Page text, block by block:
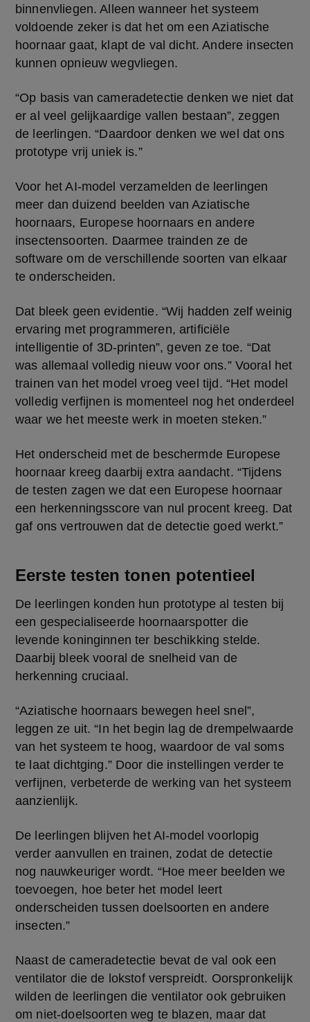
binnenvliegen. Alleen wanneer het systeem
voldoende zeker is dat het om een Aziatische
hoornaar gaat, klapt de val dicht. Andere insecten
kunnen opnieuw wegvliegen.
“Op basis van cameradetectie denken we niet dat
er al veel gelijkaardige vallen bestaan”, zeggen
de leerlingen. “Daardoor denken we wel dat ons
prototype vrij uniek is.”
Voor het AI-model verzamelden de leerlingen
meer dan duizend beelden van Aziatische
hoornaars, Europese hoornaars en andere
insectensoorten. Daarmee trainden ze de
software om de verschillende soorten van elkaar
te onderscheiden.
Dat bleek geen evidentie. “Wij hadden zelf weinig
ervaring met programmeren, artificiële
intelligentie of 3D-printen”, geven ze toe. “Dat
was allemaal volledig nieuw voor ons.” Vooral het
trainen van het model vroeg veel tijd. “Het model
volledig verfijnen is momenteel nog het onderdeel
waar we het meeste werk in moeten steken.”
Het onderscheid met de beschermde Europese
hoornaar kreeg daarbij extra aandacht. “Tijdens
de testen zagen we dat een Europese hoornaar
een herkenningsscore van nul procent kreeg. Dat
gaf ons vertrouwen dat de detectie goed werkt.”
Eerste testen tonen potentieel
De leerlingen konden hun prototype al testen bij
een gespecialiseerde hoornaarspotter die
levende koninginnen ter beschikking stelde.
Daarbij bleek vooral de snelheid van de
herkenning cruciaal.
“Aziatische hoornaars bewegen heel snel”,
leggen ze uit. “In het begin lag de drempelwaarde
van het systeem te hoog, waardoor de val soms
te laat dichtging.” Door die instellingen verder te
verfijnen, verbeterde de werking van het systeem
aanzienlijk.
De leerlingen blijven het AI-model voorlopig
verder aanvullen en trainen, zodat de detectie
nog nauwkeuriger wordt. “Hoe meer beelden we
toevoegen, hoe beter het model leert
onderscheiden tussen doelsoorten en andere
insecten.”
Naast de cameradetectie bevat de val ook een
ventilator die de lokstof verspreidt. Oorspronkelijk
wilden de leerlingen die ventilator ook gebruiken
om niet-doelsoorten weg te blazen, maar dat